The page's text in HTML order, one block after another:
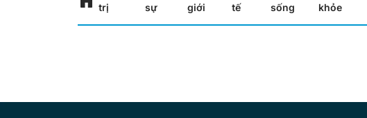
trị
sự
giới
tế
sống
khỏe